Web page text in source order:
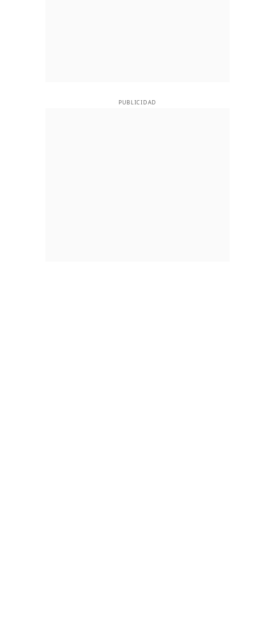
PUBLICIDAD